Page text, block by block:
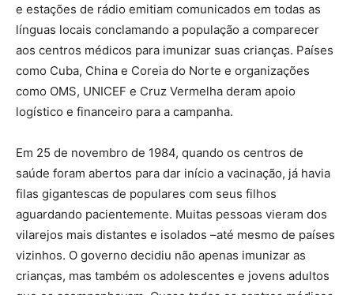
e estações de rádio emitiam comunicados em todas as
línguas locais conclamando a população a comparecer
aos centros médicos para imunizar suas crianças. Países
como Cuba, China e Coreia do Norte e organizações
como OMS, UNICEF e Cruz Vermelha deram apoio
logístico e financeiro para a campanha.
Em 25 de novembro de 1984, quando os centros de
saúde foram abertos para dar início a vacinação, já havia
filas gigantescas de populares com seus filhos
aguardando pacientemente. Muitas pessoas vieram dos
vilarejos mais distantes e isolados –até mesmo de países
vizinhos. O governo decidiu não apenas imunizar as
crianças, mas também os adolescentes e jovens adultos